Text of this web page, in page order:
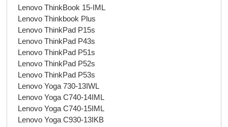
Lenovo ThinkBook 15-IML
Lenovo Thinkbook Plus
Lenovo ThinkPad P15s
Lenovo ThinkPad P43s
Lenovo ThinkPad P51s
Lenovo ThinkPad P52s
Lenovo ThinkPad P53s
Lenovo Yoga 730-13IWL
Lenovo Yoga C740-14IML
Lenovo Yoga C740-15IML
Lenovo Yoga C930-13IKB